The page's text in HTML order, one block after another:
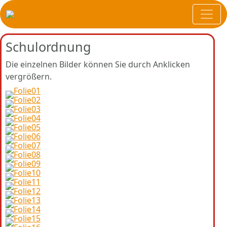
Schulordnung
Die einzelnen Bilder können Sie durch Anklicken
vergrößern.